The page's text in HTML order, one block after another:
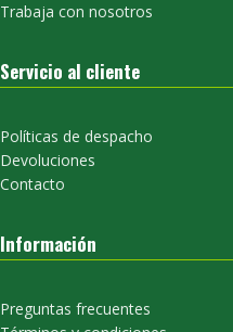
Trabaja con nosotros
Servicio al cliente
Políticas de despacho
Devoluciones
Contacto
Información
Preguntas frecuentes